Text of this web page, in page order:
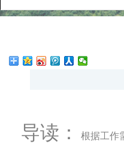
导读：
根据工作